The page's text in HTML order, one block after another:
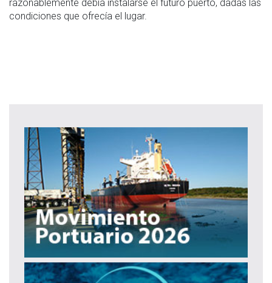
razonablemente debía instalarse el futuro puerto, dadas las
condiciones que ofrecía el lugar.